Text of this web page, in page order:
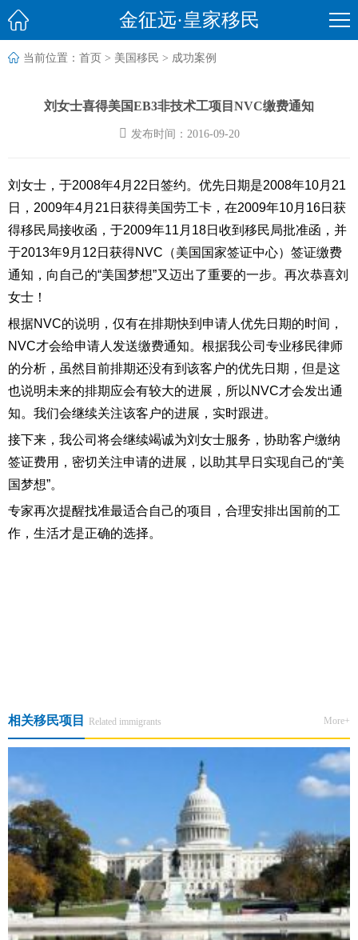
 金征远·皇家移民
 当前位置： 首页 > 美国移民 > 成功案例
刘女士喜得美国EB3非技术工项目NVC缴费通知
 发布时间：2016-09-20
刘女士，于2008年4月22日签约。优先日期是2008年10月21
日，2009年4月21日获得美国劳工卡，在2009年10月16日获
得移民局接收函，于2009年11月18日收到移民局批准函，并
于2013年9月12日获得NVC（美国国家签证中心）签证缴费
通知，向自己的“美国梦想”又迈出了重要的一步。再次恭喜刘
女士！
根据NVC的说明，仅有在排期快到申请人优先日期的时间，
NVC才会给申请人发送缴费通知。根据我公司专业移民律师
的分析，虽然目前排期还没有到该客户的优先日期，但是这
也说明未来的排期应会有较大的进展，所以NVC才会发出通
知。我们会继续关注该客户的进展，实时跟进。
接下来，我公司将会继续竭诚为刘女士服务，协助客户缴纳
签证费用，密切关注申请的进展，以助其早日实现自己的“美
国梦想”。
专家再次提醒找准最适合自己的项目，合理安排出国前的工
作，生活才是正确的选择。
相关移民项目 Related immigrants More+